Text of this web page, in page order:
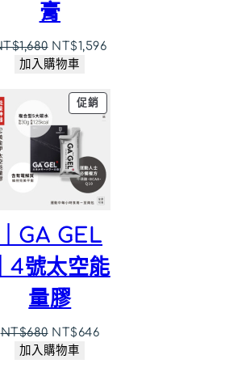
膏
1,680 原
始
格：
NT$1,680。
NT$1,596目
格：
NT$1,596。
加入購物車
促銷特
價
｜GA GEL
｜4號太空能
量膠
NT$680 原
始
NT$646目
加入購物車